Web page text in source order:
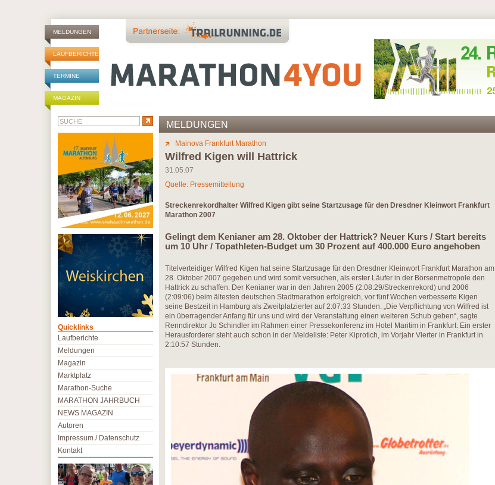
MELDUNGEN
LAUFBERICHTE
TERMINE
MAGAZIN
MELDUNGEN
Mainova Frankfurt Marathon
Wilfred Kigen will Hattrick
31.05.07
Quelle: Pressemitteilung
Streckenrekordhalter Wilfred Kigen gibt seine Startzusage für den Dresdner Kleinwort Frankfurt
Marathon 2007
Gelingt dem Kenianer am 28. Oktober der Hattrick? Neuer Kurs / Start bereits
um 10 Uhr / Topathleten-Budget um 30 Prozent auf 400.000 Euro angehoben
Titelverteidiger Wilfred Kigen hat seine Startzusage für den Dresdner Kleinwort Frankfurt Marathon am
28. Oktober 2007 gegeben und wird somit versuchen, als erster Läufer in der Börsenmetropole den
Hattrick zu schaffen. Der Kenianer war in den Jahren 2005 (2:08:29/Streckenrekord) und 2006
(2:09:06) beim ältesten deutschen Stadtmarathon erfolgreich, vor fünf Wochen verbesserte Kigen
seine Bestzeit in Hamburg als Zweitplatzierter auf 2:07:33 Stunden. „Die Verpflichtung von Wilfred ist
ein überragender Anfang für uns und wird der Veranstaltung einen weiteren Schub geben“, sagte
Renndirektor Jo Schindler im Rahmen einer Pressekonferenz im Hotel Maritim in Frankfurt. Ein erster
Herausforderer steht auch schon in der Meldeliste: Peter Kiprotich, im Vorjahr Vierter in Frankfurt in
2:10:57 Stunden.
Quicklinks
Laufberichte
Meldungen
Magazin
Marktplatz
Marathon-Suche
MARATHON JAHRBUCH
NEWS MAGAZIN
Autoren
Impressum / Datenschutz
Kontakt